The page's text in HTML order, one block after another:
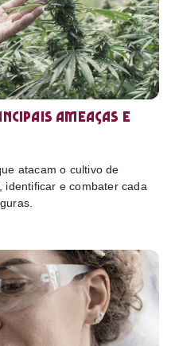
ameaças e
atacam o cultivo de
identificar e combater cada